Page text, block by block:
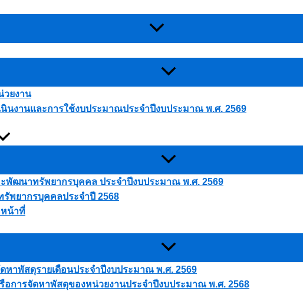
ยงาน
นงานและการใช้งบประมาณประจำปีงบประมาณ พ.ศ. 2569
พัฒนาทรัพยากรบุคคล ประจำปีงบประมาณ พ.ศ. 2569
พยากรบุคคลประจำปี 2568
หน้าที่
หาพัสดุรายเดือนประจำปีงบประมาณ พ.ศ. 2569
อการจัดหาพัสดุของหน่วยงานประจำปีงบประมาณ พ.ศ. 2568